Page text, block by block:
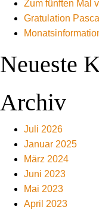
Zum fünften Mal
Gratulation
Neueste
Archiv
Juli 2026
Januar 2025
März 2024
Juni 2023
Mai 2023
April 2023